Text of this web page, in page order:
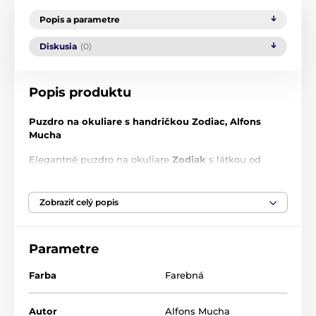
Popis a parametre
Diskusia (0)
Popis produktu
Puzdro na okuliare s handričkou Zodiac, Alfons
Mucha
Elegantné puzdro na okuliare Zodiak s látkou od
Rozmery: 16 x 4 x 6 cm
PLUMERIA
je výrobca a dodávateľ umelecky
milovník umenia.
Zobraziť celý popis
Parametre
Farba Farebná
Autor Alfons Mucha